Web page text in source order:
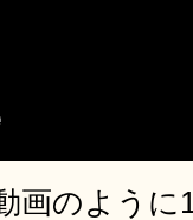
画のよう